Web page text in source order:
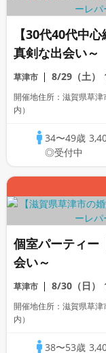
【30代40代中
真剣な出会い～
草津市 8/29（土）
開催地住所：滋賀県草
内）
34〜49歳
◎受付中
個室パーティー
会い～
草津市 8/30（日）
開催地住所：滋賀県草
内）
38〜53歳